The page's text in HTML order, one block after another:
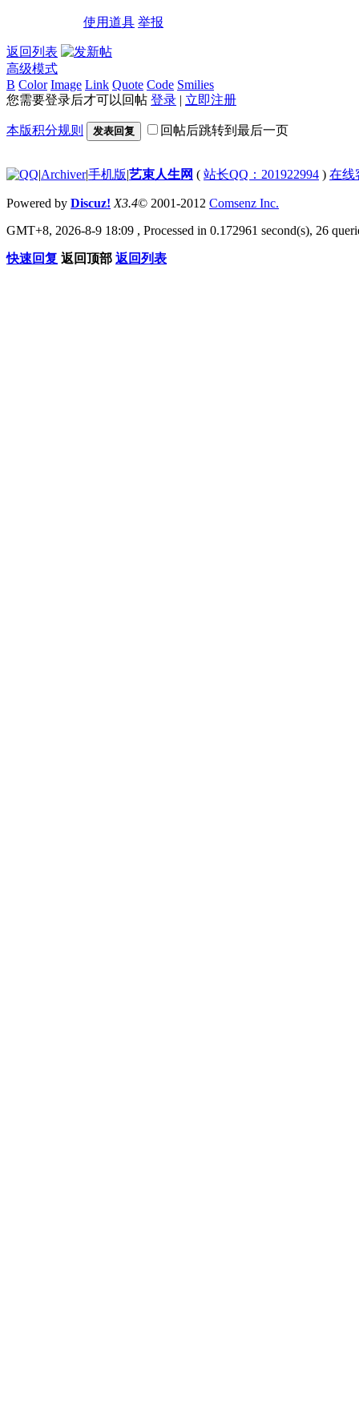
使用道具 举报
返回列表
高级模式
B Color Image Link Quote Code Smilies
您需要登录后才可以回帖 登录 | 立即注册
本版积分规则 发表回复 回帖后跳转到最后一页
|Archiver|手机版|艺束人生网 ( 站长QQ：201922994 ) 在线
Powered by Discuz! X3.4© 2001-2012 Comsenz Inc.
GMT+8, 2026-8-9 18:09 , Processed in 0.172961 second(s), 26
快速回复 返回顶部 返回列表